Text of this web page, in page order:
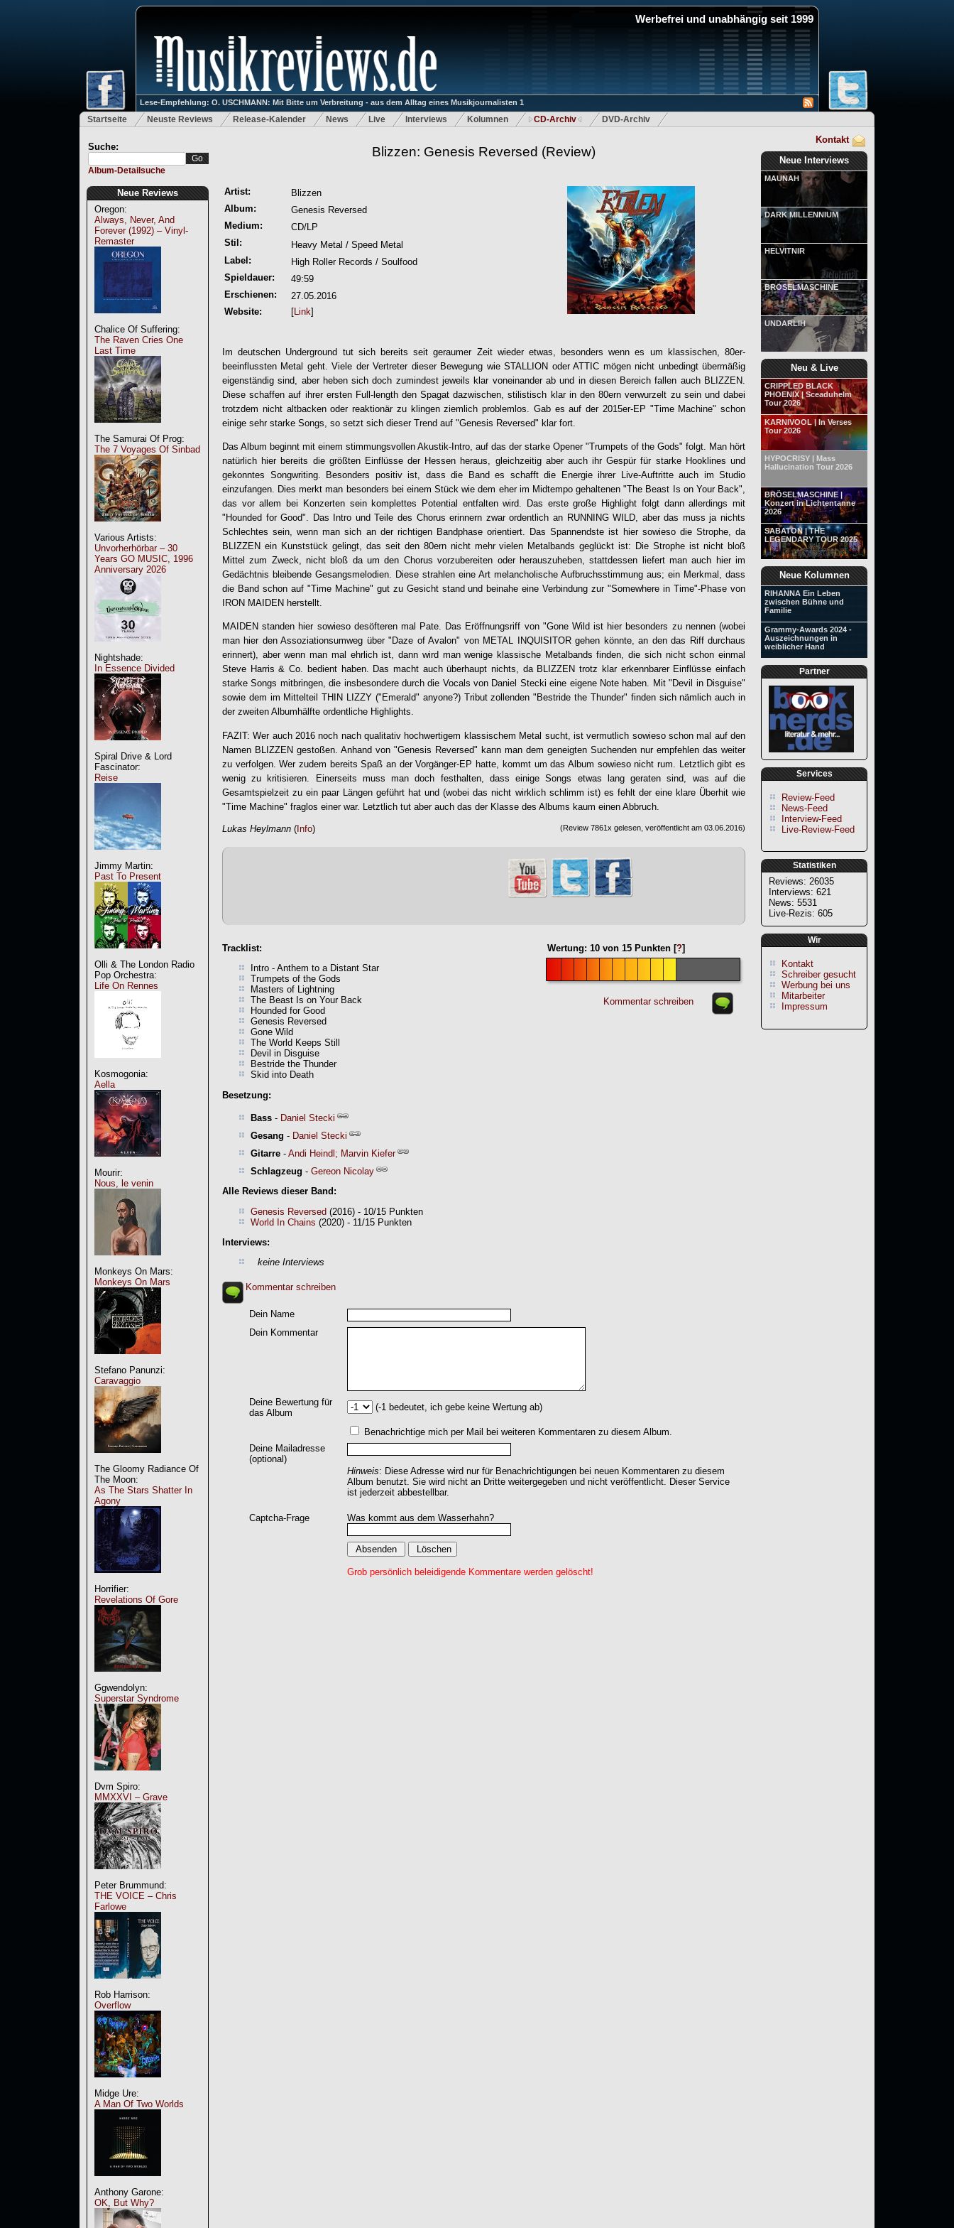
Werbefrei und unabhängig seit 1999
Lese-Empfehlung: O. USCHMANN: Mit Bitte um Verbreitung - aus dem Alltag eines Musikjournalisten 1
Startseite Neuste Reviews Release-Kalender News Live Interviews Kolumnen CD-Archiv DVD-Archiv
Suche:
Album-Detailsuche
Neue Reviews
Oregon:
Always, Never, And
Forever (1992) – Vinyl-
Remaster
Chalice Of Suffering:
The Raven Cries One
Last Time
The Samurai Of Prog:
The 7 Voyages Of Sinbad
Various Artists:
Unvorherhörbar – 30
Years GO MUSIC, 1996
Anniversary 2026
Nightshade:
In Essence Divided
Spiral Drive & Lord
Fascinator:
Reise
Jimmy Martin:
Past To Present
Olli & The London Radio
Pop Orchestra:
Life On Rennes
Kosmogonia:
Aella
Mourir:
Nous, le venin
Monkeys On Mars:
Monkeys On Mars
Stefano Panunzi:
Caravaggio
The Gloomy Radiance Of
The Moon:
As The Stars Shatter In
Agony
Horrifier:
Revelations Of Gore
Ggwendolyn:
Superstar Syndrome
Dvm Spiro:
MMXXVI – Grave
Peter Brummund:
THE VOICE – Chris
Farlowe
Rob Harrison:
Overflow
Midge Ure:
A Man Of Two Worlds
Anthony Garone:
OK, But Why?
Kontakt
Neue Interviews
MAUNAH
DARK MILLENNIUM
HELVITNIR
BRÖSELMASCHINE
UNDARLIH
Neu & Live
CRIPPLED BLACK
PHOENIX | Sceaduhelm
Tour 2026
KARNIVOOL | In Verses
Tour 2026
HYPOCRISY | Mass
Hallucination Tour 2026
BRÖSELMASCHINE |
Konzert in Lichtentanne
2026
SABATON | THE
LEGENDARY TOUR 2025
Neue Kolumnen
RIHANNA Ein Leben
zwischen Bühne und
Familie
Grammy-Awards 2024 -
Auszeichnungen in
weiblicher Hand
Partner
Services
Review-Feed
News-Feed
Interview-Feed
Live-Review-Feed
Statistiken
Reviews: 26035
Interviews: 621
News: 5531
Live-Rezis: 605
Wir
Kontakt
Schreiber gesucht
Werbung bei uns
Mitarbeiter
Impressum
Blizzen: Genesis Reversed (Review)
Artist:
Blizzen
Album:
Genesis Reversed
Medium:
CD/LP
Stil:
Heavy Metal / Speed Metal
Label:
High Roller Records / Soulfood
Spieldauer:
49:59
Erschienen:
27.05.2016
Website:
[Link]
Im deutschen Underground tut sich bereits seit geraumer Zeit wieder etwas, besonders wenn es um klassischen, 80er-
beeinflussten Metal geht. Viele der Vertreter dieser Bewegung wie STALLION oder ATTIC mögen nicht unbedingt übermäßig
eigenständig sind, aber heben sich doch zumindest jeweils klar voneinander ab und in diesen Bereich fallen auch BLIZZEN
Diese schaffen auf ihrer ersten Full-length den Spagat dazwischen, stilistisch klar in den 80ern verwurzelt zu sein und dabei
trotzdem nicht altbacken oder reaktionär zu klingen ziemlich problemlos. Gab es auf der 2015er-EP "Time Machine" schon
einige sehr starke Songs, so setzt sich dieser Trend auf "Genesis Reversed" klar fort.
Das Album beginnt mit einem stimmungsvollen Akustik-Intro, auf das der starke Opener "Trumpets of the Gods" folgt. Man hört
natürlich hier bereits die größten Einflüsse der Hessen heraus, gleichzeitig aber auch ihr Gespür für starke Hooklines und
gekonntes Songwriting. Besonders positiv ist, dass die Band es schafft die Energie ihrer Live-Auftritte auch im Studio
einzufangen. Dies merkt man besonders bei einem Stück wie dem eher im Midtempo gehaltenen "The Beast Is on Your Back",
das vor allem bei Konzerten sein komplettes Potential entfalten wird. Das erste große Highlight folgt dann allerdings mit
"Hounded for Good". Das Intro und Teile des Chorus erinnern zwar ordentlich an RUNNING WILD, aber das muss ja nichts
Schlechtes sein, wenn man sich an der richtigen Bandphase orientiert. Das Spannendste ist hier sowieso die Strophe, da
BLIZZEN ein Kunststück gelingt, das seit den 80ern nicht mehr vielen Metalbands geglückt ist: Die Strophe ist nicht bloß
Mittel zum Zweck, nicht bloß da um den Chorus vorzubereiten oder herauszuheben, stattdessen liefert man auch hier im
Gedächtnis bleibende Gesangsmelodien. Diese strahlen eine Art melancholische Aufbruchsstimmung aus; ein Merkmal, dass
die Band schon auf "Time Machine" gut zu Gesicht stand und beinahe eine Verbindung zur "Somewhere in Time"-Phase von
IRON MAIDEN herstellt.
MAIDEN standen hier sowieso desöfteren mal Pate. Das Eröffnungsriff von "Gone Wild ist hier besonders zu nennen (wobei
man hier den Assoziationsumweg über "Daze of Avalon" von METAL INQUISITOR gehen könnte, an den das Riff durchaus
erinnert), aber wenn man mal ehrlich ist, dann wird man wenige klassische Metalbands finden, die sich nicht schon einmal
Steve Harris & Co. bedient haben. Das macht auch überhaupt nichts, da BLIZZEN trotz klar erkennbarer Einflüsse einfach
starke Songs mitbringen, die insbesondere durch die Vocals von Daniel Stecki eine eigene Note haben. Mit "Devil in Disguise"
sowie dem im Mittelteil THIN LIZZY ("Emerald" anyone?) Tribut zollenden "Bestride the Thunder" finden sich nämlich auch in
der zweiten Albumhälfte ordentliche Highlights.
FAZIT: Wer auch 2016 noch nach qualitativ hochwertigem klassischem Metal sucht, ist vermutlich sowieso schon mal auf den
Namen BLIZZEN gestoßen. Anhand von "Genesis Reversed" kann man dem geneigten Suchenden nur empfehlen das weiter
zu verfolgen. Wer zudem bereits Spaß an der Vorgänger-EP hatte, kommt um das Album sowieso nicht rum. Letztlich gibt es
wenig zu kritisieren. Einerseits muss man doch festhalten, dass einige Songs etwas lang geraten sind, was auf die
Gesamtspielzeit zu ein paar Längen geführt hat und (wobei das nicht wirklich schlimm ist) es fehlt der eine klare Überhit wie
"Time Machine" fraglos einer war. Letztlich tut aber auch das der Klasse des Albums kaum einen Abbruch.
Lukas Heylmann ( Info) (Review 7861x gelesen, veröffentlicht am 03.06.2016)
Wertung: 10 von 15 Punkten [?]
Kommentar schreiben
Tracklist:
Intro - Anthem to a Distant Star
Trumpets of the Gods
Masters of Lightning
The Beast Is on Your Back
Hounded for Good
Genesis Reversed
Gone Wild
The World Keeps Still
Devil in Disguise
Bestride the Thunder
Skid into Death
Besetzung:
Bass - Daniel Stecki
Gesang - Daniel Stecki
Gitarre - Andi Heindl; Marvin Kiefer
Schlagzeug - Gereon Nicolay
Alle Reviews dieser Band:
Genesis Reversed (2016) - 10/15 Punkten
World In Chains (2020) - 11/15 Punkten
Interviews:
keine Interviews
Kommentar schreiben
Dein Name
Dein Kommentar
Deine Bewertung für
das Album
(-1 bedeutet, ich gebe keine Wertung ab)
Benachrichtige mich per Mail bei weiteren Kommentaren zu diesem Album.
Deine Mailadresse
(optional)
Hinweis: Diese Adresse wird nur für Benachrichtigungen bei neuen Kommentaren zu diesem
Album benutzt. Sie wird nicht an Dritte weitergegeben und nicht veröffentlicht. Dieser Service
ist jederzeit abbestellbar.
Captcha-Frage Was kommt aus dem Wasserhahn?
Grob persönlich beleidigende Kommentare werden gelöscht!